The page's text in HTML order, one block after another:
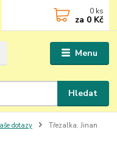
Menu
Hledat
0 ks
za 0 Kč
dotazy
Třezalka, Jinan